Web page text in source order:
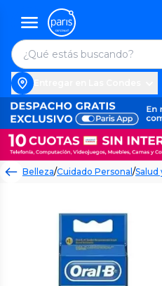
Belleza/Cuidado Personal/Salud